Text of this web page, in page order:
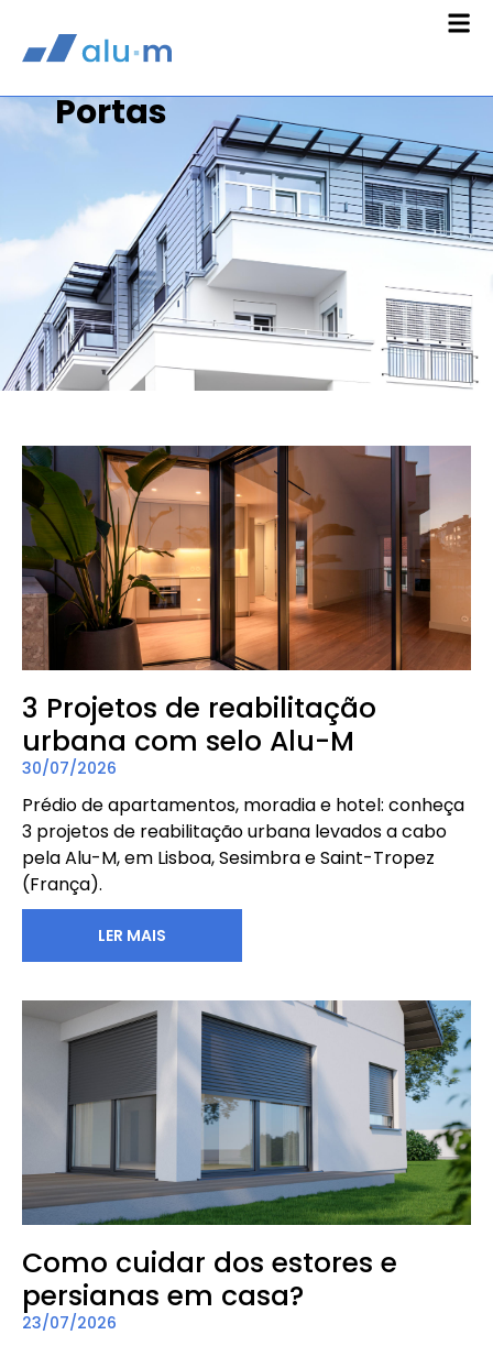
Portas
3 Projetos de reabilitação
urbana com selo Alu-M
30/07/2026
Prédio de apartamentos, moradia e hotel: conheça
3 projetos de reabilitação urbana levados a cabo
pela Alu-M, em Lisboa, Sesimbra e Saint-Tropez
(França).
LER MAIS
Como cuidar dos estores e
persianas em casa?
23/07/2026